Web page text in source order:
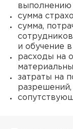
выполнению
сумма
сумма,
и обучение
расходы на
затраты на
разрешений,